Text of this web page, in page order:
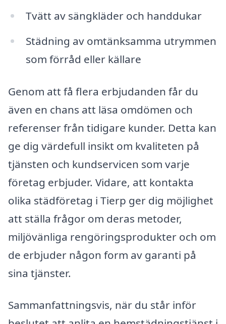
Tvätt av sängkläder och handdukar
Städning av omtänksamma utrymmen
som förråd eller källare
Genom att få flera erbjudanden får du
även en chans att läsa omdömen och
referenser från tidigare kunder. Detta kan
ge dig värdefull insikt om kvaliteten på
tjänsten och kundservicen som varje
företag erbjuder. Vidare, att kontakta
olika städföretag i Tierp ger dig möjlighet
att ställa frågor om deras metoder,
miljövänliga rengöringsprodukter och om
de erbjuder någon form av garanti på
sina tjänster.
Sammanfattningsvis, när du står inför